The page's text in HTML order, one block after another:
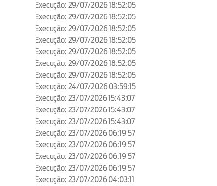
Execução: 29/07/2026 18:52:05
Execução: 29/07/2026 18:52:05
Execução: 29/07/2026 18:52:05
Execução: 29/07/2026 18:52:05
Execução: 29/07/2026 18:52:05
Execução: 29/07/2026 18:52:05
Execução: 29/07/2026 18:52:05
Execução: 24/07/2026 03:59:15
Execução: 23/07/2026 15:43:07
Execução: 23/07/2026 15:43:07
Execução: 23/07/2026 15:43:07
Execução: 23/07/2026 06:19:57
Execução: 23/07/2026 06:19:57
Execução: 23/07/2026 06:19:57
Execução: 23/07/2026 06:19:57
Execução: 23/07/2026 04:03:11